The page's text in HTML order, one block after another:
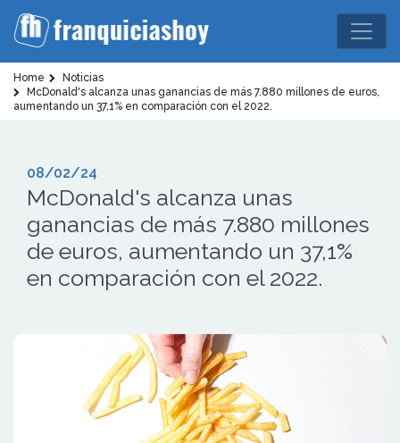
Home
Noticias
McDonald's alcanza unas ganancias de más 7.880 millones de euros,
aumentando un 37,1% en comparación con el 2022.
08/02/24
McDonald's alcanza unas
ganancias de más 7.880 millones
de euros, aumentando un 37,1%
en comparación con el 2022.